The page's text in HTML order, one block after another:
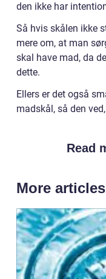
den ikke har
Så hvis skålen ikke
mere om, at man
skal have mad, da
dette.
Ellers er det også
madskål, så den
Read
More articles